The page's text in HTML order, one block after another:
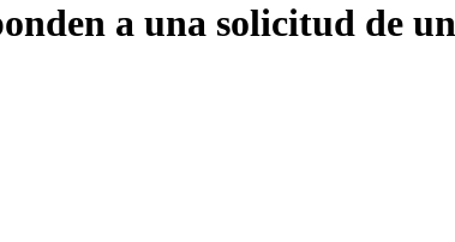
a una solicitud de